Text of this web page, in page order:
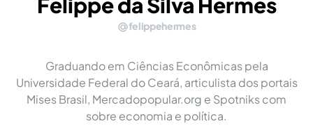
felippehermes
Graduando em Ciências Econômicas pela
Universidade Federal do Ceará, articulista dos portais
Mises Brasil, Mercadopopular.org e Spotniks com
sobre economia e política.